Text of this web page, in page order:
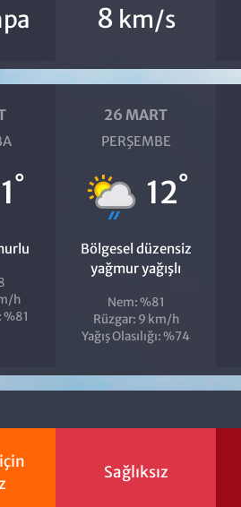
8 km/s
°
h
%81
26 MART
PERŞEMBE
12°
Bölgesel düzensiz
yağmur yağışlı
Nem: %81
Rüzgar: 9 km/h
Yağış Olasılığı: %74
Sağlıksız